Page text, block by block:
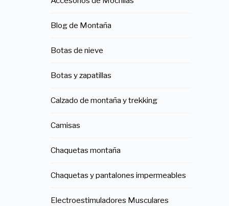
Blog de Montaña
Botas de nieve
Botas y zapatillas
Calzado de montaña y trekking
Camisas
Chaquetas montaña
Chaquetas y pantalones impermeables
Electroestimuladores Musculares